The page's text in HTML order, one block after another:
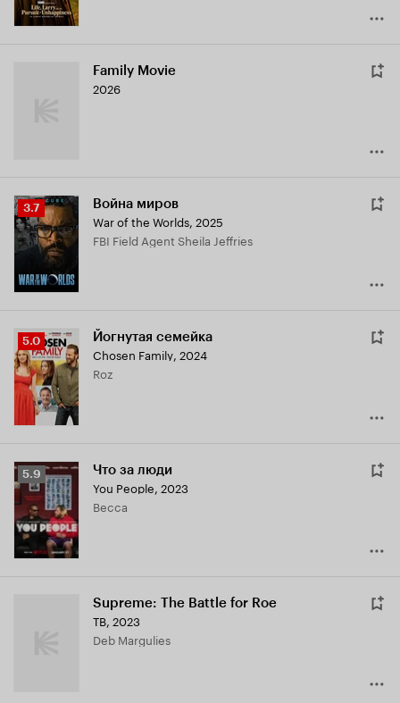
Family Movie
2026
Рейтинг
Кинопоиска
3.7
3.7 Война миров
War of the Worlds, 2025
FBI Field Agent Sheila Jeffries
Рейтинг
Кинопоиска
5.0
5.0 Йогнутая семейка
Chosen Family, 2024
Roz
Рейтинг
Кинопоиска
5.9
5.9 Что за люди
You People, 2023
Becca
Supreme: The Battle for Roe
ТВ, 2023
Deb Margulies